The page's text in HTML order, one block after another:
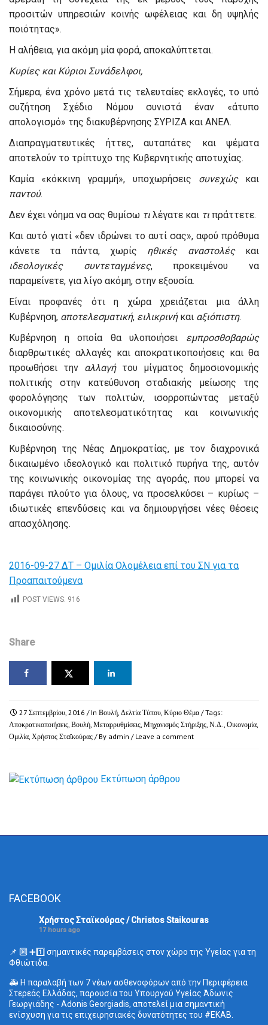
προσιτών υπηρεσιών κοινής ωφέλειας και δη υψηλής
ποιότητας».
Η αλήθεια, για ακόμη μία φορά, αποκαλύπτεται.
Κυρίες και Κύριοι Συνάδελφοι,
Σήμερα, ένα χρόνο μετά τις τελευταίες εκλογές, το υπό
συζήτηση Σχέδιο Νόμου συνιστά έναν «άτυπο
απολογισμό» της διακυβέρνησης ΣΥΡΙΖΑ και ΑΝΕΛ.
Διαπραγματευτικές ήττες, αυταπάτες και ψέματα
αποτελούν το τρίπτυχο της Κυβερνητικής αποτυχίας.
Καμία «κόκκινη γραμμή», υποχωρήσεις συνεχώςκαι
παντού.
Δεν έχει νόημα να σας θυμίσω τι λέγατε και τι πράττετε.
Και αυτό γιατί «δεν ιδρώνει το αυτί σας», αφού πρόθυμα
κάνετε τα πάντα, χωρίς ηθικές αναστολέςκαι
ιδεολογικές συντεταγμένες, προκειμένου να
παραμείνετε, για λίγο ακόμη, στην εξουσία.
Είναι προφανές ότι η χώρα χρειάζεται μια άλλη
Κυβέρνηση, αποτελεσματική, ειλικρινήκαι αξιόπιστη.
Κυβέρνηση η οποία θα υλοποιήσει εμπροσθοβαρώς
διαρθρωτικές αλλαγές και αποκρατικοποιήσεις και θα
προωθήσει την αλλαγήτου μίγματος δημοσιονομικής
πολιτικής στην κατεύθυνση σταδιακής μείωσης της
φορολόγησης των πολιτών, ισορροπώντας μεταξύ
οικονομικής αποτελεσματικότητας και κοινωνικής
δικαιοσύνης.
Κυβέρνηση της Νέας Δημοκρατίας, με τον διαχρονικά
δικαιωμένο ιδεολογικό και πολιτικό πυρήνα της, αυτόν
της κοινωνικής οικονομίας της αγοράς, που μπορεί να
παράγει πλούτο για όλους, να προσελκύσει – κυρίως –
ιδιωτικές επενδύσεις και να δημιουργήσει νέες θέσεις
απασχόλησης.
2016-09-27 ΔT – Ομιλία Ολομέλεια επί του ΣΝ για τα
Προαπαιτούμενα
POST VIEWS: 916
Share
27 Σεπτεμβρίου, 2016 / In Βουλή, Δελτία Τύπου, Κύριο Θέμα / Tags:
Αποκρατικοποιήσεις, Βουλή, Μεταρρυθμίσεις, Μηχανισμός Στήριξης, Ν.Δ., Οικονομία,
Ομιλία, Χρήστος Σταϊκούρας / By admin / Leave a comment
Εκτύπωση άρθρου
FACEBOOK
Χρήστος Σταϊκούρας / Christos Staikouras
17 hours ago
📌 🔟 ➕1️⃣ σημαντικές παρεμβάσεις στον χώρο της Υγείας για τη
Φθιώτιδα.
🚑 Η παραλαβή των 7 νέων ασθενοφόρων από την Περιφέρεια
Στερεάς Ελλάδας, παρουσία του Υπουργού Υγείας Άδωνις
Γεωργιάδης - Adonis Georgiadis, αποτελεί μια σημαντική
ενίσχυση για τις επιχειρησιακές δυνατότητες του #ΕΚΑΒ.